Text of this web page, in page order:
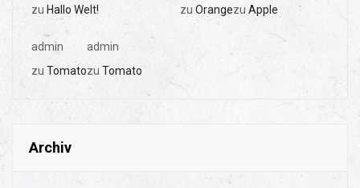
zu Hallo Welt!
zu Orangezu Apple
admin
zu Tomato
admin
zu Tomato
Archiv